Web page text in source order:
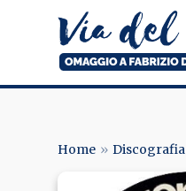
contenuto
principale
Via
campo
BRICIOLE
Home Discografia